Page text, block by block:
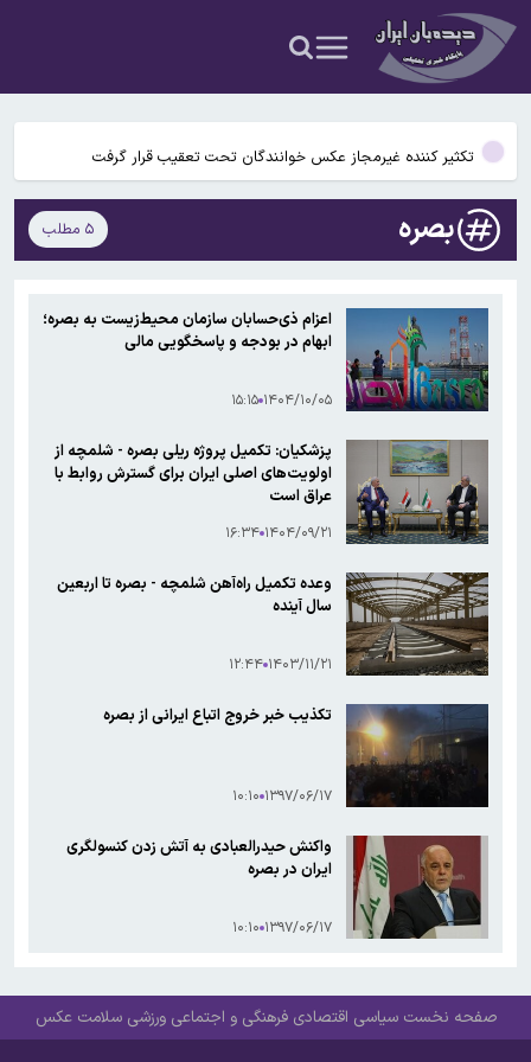
وزارت خارجه آمریکا از وضع تحریم‌های جدید علیه ایران خبر داد
محدودیت تردد در آزادراه تهران کرج قزوین تا ۲۰ شهریور/ جزئیات
تکثیر کننده غیرمجاز عکس خوانندگان تحت تعقیب قرار گرفت
خبر مهم تامین‌اجتماعی درباره زمان پرداخت معوقات فروردین و
اردیبهشت بازنشستگان/ چرا پرداخت معوقات به تاخیر افتاد؟
آیا ماه در حال کوچک شدن است؟
وزارت خارجه آمریکا از وضع تحریم‌های جدید علیه ایران خبر داد
محدودیت تردد در آزادراه تهران کرج قزوین تا ۲۰ شهریور/ جزئیات
بصره ۵ مطلب
اعزام ذی‌حسابان سازمان محیط‌زیست به بصره؛
ابهام در بودجه و پاسخگویی مالی
۱۴۰۴/۱۰/۰۵ ۱۵:۱۵
پزشکیان: تکمیل پروژه ریلی بصره - شلمچه از
اولویت‌های اصلی ایران برای گسترش روابط با
عراق است
۱۴۰۴/۰۹/۲۱ ۱۶:۳۴
وعده تکمیل راه‌آهن شلمچه - بصره تا اربعین
سال آینده
۱۴۰۳/۱۱/۲۱ ۱۲:۴۴
تکذیب خبر خروج اتباع ایرانی از بصره
۱۳۹۷/۰۶/۱۷ ۱۰:۱۰
واکنش حیدرالعبادی به آتش زدن کنسولگری
ایران در بصره
۱۳۹۷/۰۶/۱۷ ۱۰:۱۰
صفحه نخست سیاسی اقتصادی فرهنگی و اجتماعی ورزشی سلامت عکس